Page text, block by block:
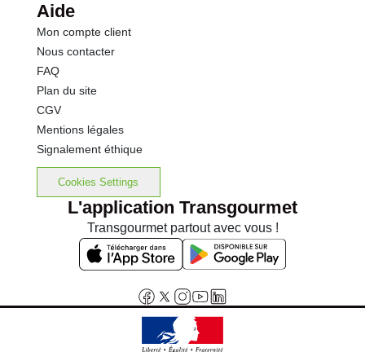
Aide
Mon compte client
Nous contacter
FAQ
Plan du site
CGV
Mentions légales
Signalement éthique
Cookies Settings
L'application Transgourmet
Transgourmet partout avec vous !